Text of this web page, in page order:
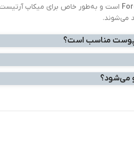
است و به‌طور خاص برای میکاپ
می‌شوند.
پوست مناسب است؟
می‌شود؟